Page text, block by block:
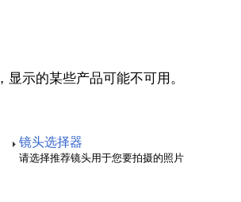
显示的某些产品可能不可用。
镜头选择器
请选择推荐镜头用于您要拍摄的照片